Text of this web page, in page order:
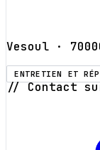
Vesoul ·
ENTRETIEN ET
// Contact sur